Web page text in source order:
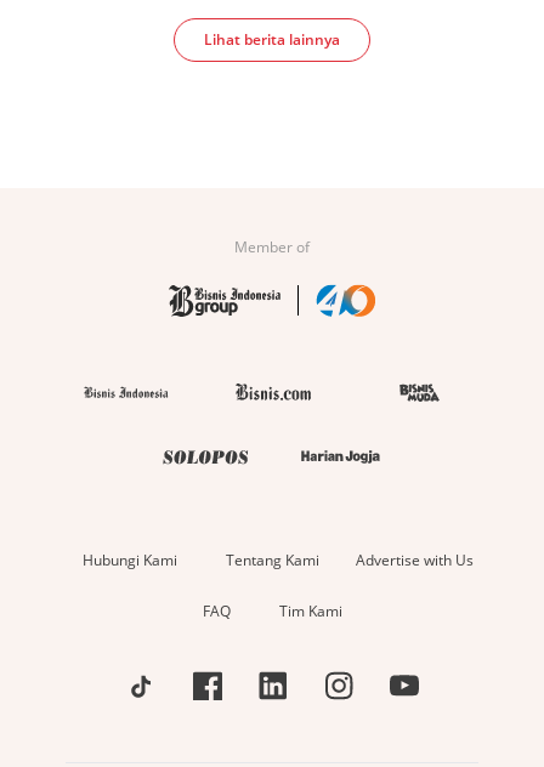
Lihat berita lainnya
Member of
Hubungi Kami Tentang Kami Advertise with Us
FAQ Tim Kami